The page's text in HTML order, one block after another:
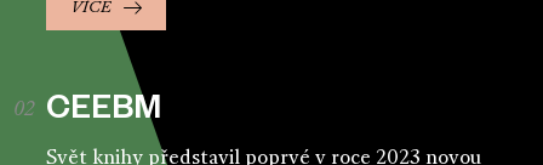
VÍCE
CEEBM
Svět knihy představil poprvé v roce 2023 novou